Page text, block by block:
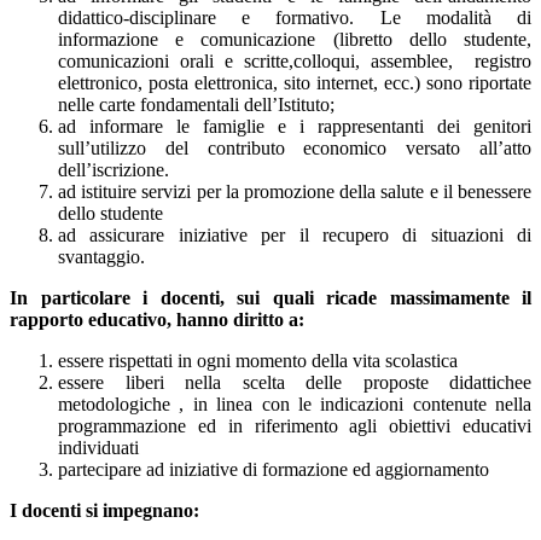
didattico-disciplinare e formativo. Le modalità di
informazione e comunicazione (libretto dello studente,
comunicazioni orali e scritte,colloqui, assemblee, registro
elettronico, posta elettronica, sito internet, ecc.) sono riportate
nelle carte fondamentali dell’Istituto;
ad informare le famiglie e i rappresentanti dei genitori
sull’utilizzo del contributo economico versato all’atto
dell’iscrizione.
ad istituire servizi per la promozione della salute e il benessere
dello studente
ad assicurare iniziative per il recupero di situazioni di
svantaggio.
In particolare i docenti, sui quali ricade massimamente il
rapporto educativo, hanno diritto a:
essere rispettati in ogni momento della vita scolastica
essere liberi nella scelta delle proposte didattichee
metodologiche , in linea con le indicazioni contenute nella
programmazione ed in riferimento agli obiettivi educativi
individuati
partecipare ad iniziative di formazione ed aggiornamento
I docenti si impegnano: